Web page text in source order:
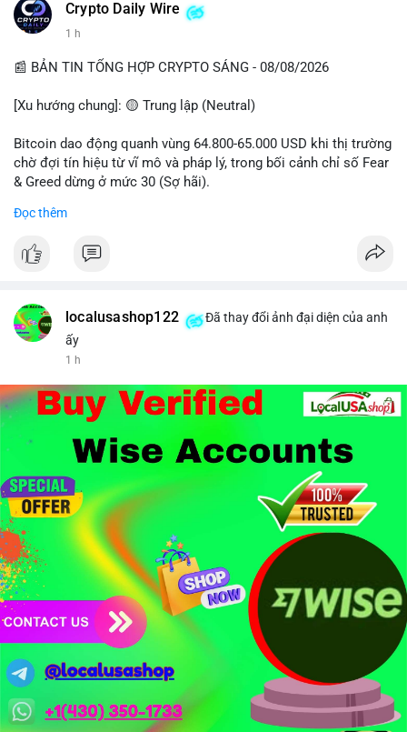
Crypto Daily Wire
1 h
📰 BẢN TIN TỔNG HỢP CRYPTO SÁNG - 08/08/2026
[Xu hướng chung]: 🟡 Trung lập (Neutral)
Bitcoin dao động quanh vùng 64.800-65.000 USD khi thị trường
chờ đợi tín hiệu từ vĩ mô và pháp lý, trong bối cảnh chỉ số Fear
& Greed dừng ở mức 30 (Sợ hãi).
- Thị trường & Giá cả: Chuỗi giao dịch cá voi BTC diễn ra dày
triệu USD lúc 08:19 UTC và 61,37 BTC (gần 4 triệu USD) lúc
- Quy định & Pháp lý: Thượng viện Mỹ mở giai đoạn đầu bình
chọn Bill Clarity Act, cần 60 phiếu để tiến tới tháng tới. IMF
được dollar hỗ trợ. Tòa án Mỹ cho phép Bybit truy xuất tài sản
1,5 tỷ USD từ vụ hack Triều Tiên.
- Công nghệ & Bảo mật: BTCPay cảnh báo exploit mới trên
LND có thể đánh cắp thông tin đăng nhập Lightning Network,
người dùng cần cập nhật ngay. XRP Ledger đề xuất sửa đổi bảo
mật token hóa tài sản Wall Street trị giá 530 triệu USD.
Nhà đầu tư nên thận trọng với đòn bẩy cao khi Funding Rate
BTC chỉ ở mức 0.0035%. Vùng Fear hiện tại có thể là cơ hội
tích lũy dài hạn nhưng cần chờ xác nhận dòng tiền.
Xem chi tiết các bài viết đầy đủ tại dòng thời gian của Vlike.vn!
#whalealertbtc #clarityact #lightningexploit #bybitlazarus
#xrpledger
Đọc thêm
localusashop122
Đã thay đổi ảnh đại diện của anh
ấy
1 h